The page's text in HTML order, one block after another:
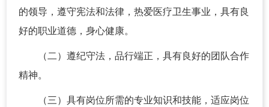
的领导，遵守宪法和法律，热爱医疗卫生事业，具有良
好的职业道德，身心健康。
（二）遵纪守法，品行端正，具有良好的团队合作
精神。
（三）具有岗位所需的专业知识和技能，适应岗位